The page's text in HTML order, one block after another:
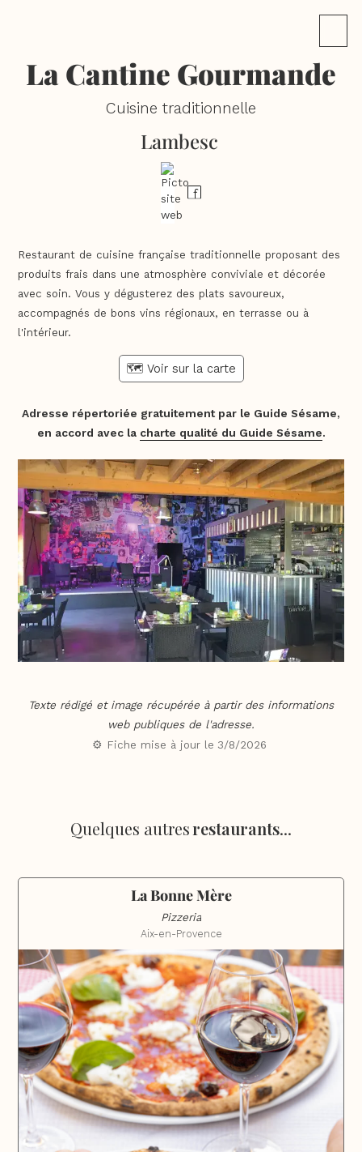
La Cantine Gourmande
Cuisine traditionnelle
Lambesc
Restaurant de cuisine française traditionnelle proposant des
produits frais dans une atmosphère conviviale et décorée
avec soin. Vous y dégusterez des plats savoureux,
accompagnés de bons vins régionaux, en terrasse ou à
l'intérieur.
🗺️ Voir sur la carte
Adresse répertoriée gratuitement par le Guide Sésame,
en accord avec la charte qualité du Guide Sésame.
Texte rédigé et image récupérée à partir des informations
web publiques de l'adresse.
⚙️ Fiche mise à jour le 3/8/2026
Quelques autresrestaurants...
La Bonne Mère
Pizzeria
Aix-en-Provence